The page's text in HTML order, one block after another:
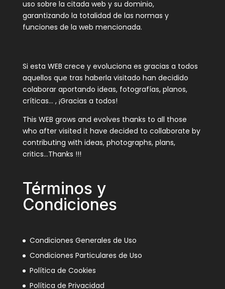
uso sobre la citada web y su dominio,
garantizando la totalidad de las normas y
funciones de la web mencionada.
Si esta WEB crece y evoluciona es gracias a todos
aquellos que tras haberla visitado han decidido
colaborar aportando ideas, fotografías, planos,
críticas… , ¡Gracias a todos!
This WEB grows and evolves thanks to all those
who after visited it have decided to collaborate by
contributing with ideas, photographs, plans,
critics…Thanks !!!
Términos y
Condiciones
Condiciones Generales de Uso
Condiciones Particulares de Uso
Política de Cookies
Política de Privacidad